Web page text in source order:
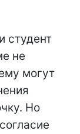
студент
не
могут
Но